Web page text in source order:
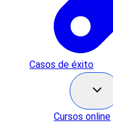
Casos de éxito
Cursos online